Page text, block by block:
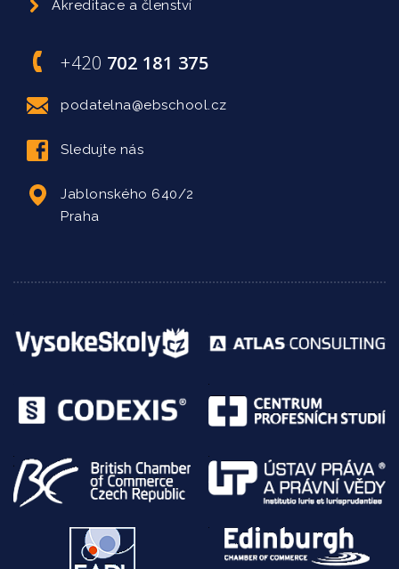
Akreditace a členství
+420 702 181 375
podatelna@ebschool.cz
Sledujte nás
Jablonského 640/2
Praha